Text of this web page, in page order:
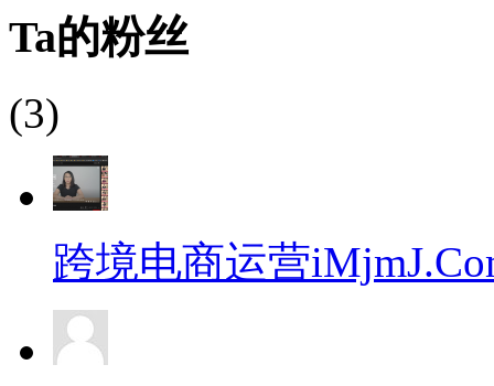
Ta的粉丝
(3)
跨境电商运营